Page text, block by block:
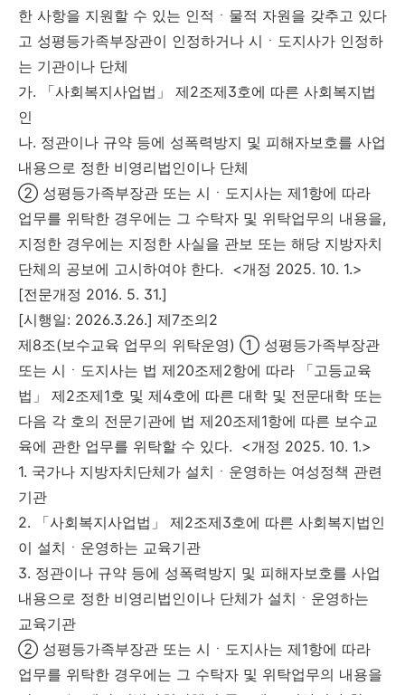
한 사항을 지원할 수 있는 인적ㆍ물적 자원을 갖추고 있다
고 성평등가족부장관이 인정하거나 시ㆍ도지사가 인정하
는 기관이나 단체
가. 「사회복지사업법」 제2조제3호에 따른 사회복지법
인
나. 정관이나 규약 등에 성폭력방지 및 피해자보호를 사업
내용으로 정한 비영리법인이나 단체
② 성평등가족부장관 또는 시ㆍ도지사는 제1항에 따라
업무를 위탁한 경우에는 그 수탁자 및 위탁업무의 내용을,
지정한 경우에는 지정한 사실을 관보 또는 해당 지방자치
단체의 공보에 고시하여야 한다. <개정 2025. 10. 1.>
[전문개정 2016. 5. 31.]
[시행일: 2026.3.26.] 제7조의2
제8조(보수교육 업무의 위탁운영) ① 성평등가족부장관
또는 시ㆍ도지사는 법 제20조제2항에 따라 「고등교육
법」 제2조제1호 및 제4호에 따른 대학 및 전문대학 또는
다음 각 호의 전문기관에 법 제20조제1항에 따른 보수교
육에 관한 업무를 위탁할 수 있다. <개정 2025. 10. 1.>
1. 국가나 지방자치단체가 설치ㆍ운영하는 여성정책 관련
기관
2. 「사회복지사업법」 제2조제3호에 따른 사회복지법인
이 설치ㆍ운영하는 교육기관
3. 정관이나 규약 등에 성폭력방지 및 피해자보호를 사업
내용으로 정한 비영리법인이나 단체가 설치ㆍ운영하는
교육기관
② 성평등가족부장관 또는 시ㆍ도지사는 제1항에 따라
업무를 위탁한 경우에는 그 수탁자 및 위탁업무의 내용을